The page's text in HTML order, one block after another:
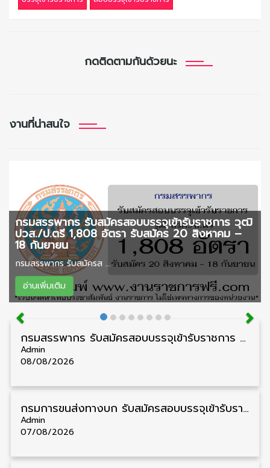
กดติดตามกันด้วยนะ
งานที่น่าสนใจ
กรมสรรพากร รับสมัครสอบบรรจุเข้ารับราชการ วุฒิ
ปวส./ป.ตรี 1,808 อัตรา รับสมัคร 20 สิงหาคม –
18 กันยายน
กรมสรรพากร รับสมัครส ...
อ่านเพิ่มเติม
กรมสรรพากร รับสมัครสอบบรรจุเข้ารับราชการ วุฒิ ปวส./ป.ตรี 1,808 อัตรา รับสมัคร 20 สิงหาคม – 18 กันยายน
Admin
08/08/2026
กรมการขนส่งทางบก รับสมัครสอบบรรจุเข้ารับราชการ วุฒิ ปวส. 24 อัตรา รับสมัคร 18 สิงหาคม – 7 กันยายน
Admin
07/08/2026